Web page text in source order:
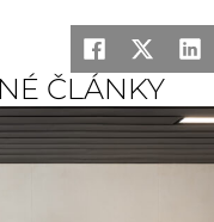
ČLÁNKY